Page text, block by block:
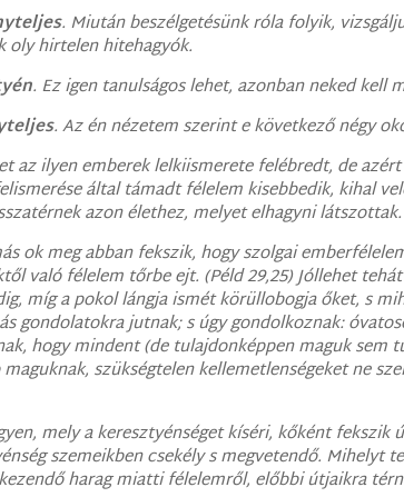
. Miután beszélgetésünk róla folyik,
oly hirtelen hitehagyók.
. Ez igen tanulságos lehet, azonban neked kell
. Az én nézetem szerint e következő négy
az ilyen emberek lelkiismerete felébredt, de
által támadt félelem kisebbedik, kihal
azon élethez, melyet elhagyni látszottak.
ok meg abban fekszik, hogy szolgai
való félelem tőrbe ejt. (Péld 29,25) Jóllehet
míg a pokol lángja ismét körüllobogja őket, s
gondolatokra jutnak; s úgy gondolkoznak:
hogy mindent (de tulajdonképpen maguk sem
szükségtelen kellemetlenségeket ne
mely a keresztyénséget kíséri, kőként fekszik
szemeikben csekély s megvetendő. Mihelyt
harag miatti félelemről, előbbi útjaikra